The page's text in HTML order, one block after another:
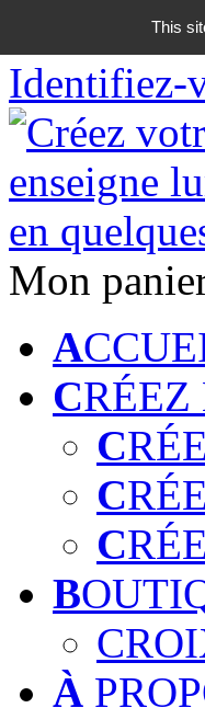
06 18 42
Identifiez-
Mon
A
CRÉEZ
C
C
C
B
À
This